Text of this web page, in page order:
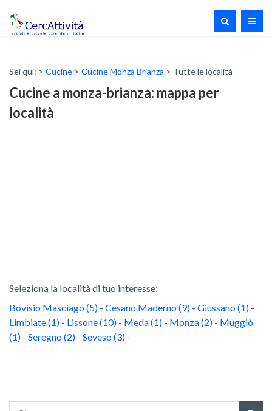
Sei qui: > Cucine > Cucine Monza Brianza > Tutte le località
Cucine a monza-brianza: mappa per
località
Seleziona la località di tuo interesse:
Bovisio Masciago (5) - Cesano Maderno (9) - Giussano (1) -
Limbiate (1) - Lissone (10) - Meda (1) - Monza (2) - Muggiò
(1) - Seregno (2) - Seveso (3) -